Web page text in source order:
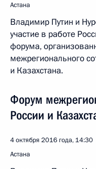
Астана
Владимир Путин и
участие в работе
форума,
межрегионального
и Казахстана.
Форум
России и
4 октября 2016 года, 14:30
Астана